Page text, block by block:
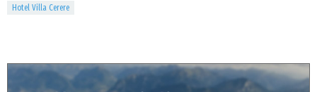
Hotel Villa Cerere